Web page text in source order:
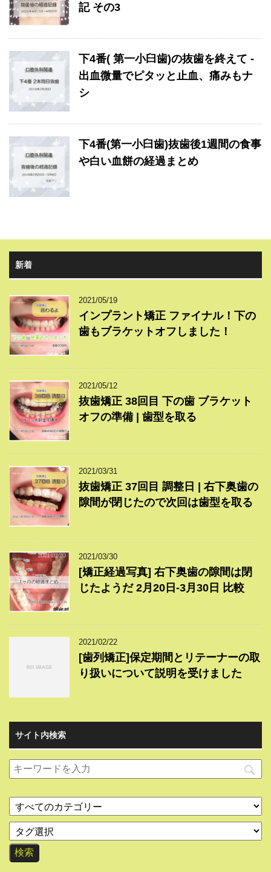
記 その3
下4番( 第一小臼歯)の抜歯を終えて -
出血微量でピタッと止血、痛みもナ
シ
下4番(第一小臼歯)抜歯後1週間の食事
や白い血餅の経過まとめ
新着
2021/05/19
インプラント矯正 ファイナル！下の
歯もブラケットオフしました！
2021/05/12
抜歯矯正 38回目 下の歯 ブラケット
オフの準備 | 歯型を取る
2021/03/31
抜歯矯正 37回目 調整日 | 右下奥歯の
隙間が閉じたので次回は歯型を取る
2021/03/30
[矯正経過写真] 右下奥歯の隙間は閉
じたようだ 2月20日-3月30日 比較
2021/02/22
[歯列矯正]保定期間とリテーナーの取
り扱いについて説明を受けました
サイト内検索